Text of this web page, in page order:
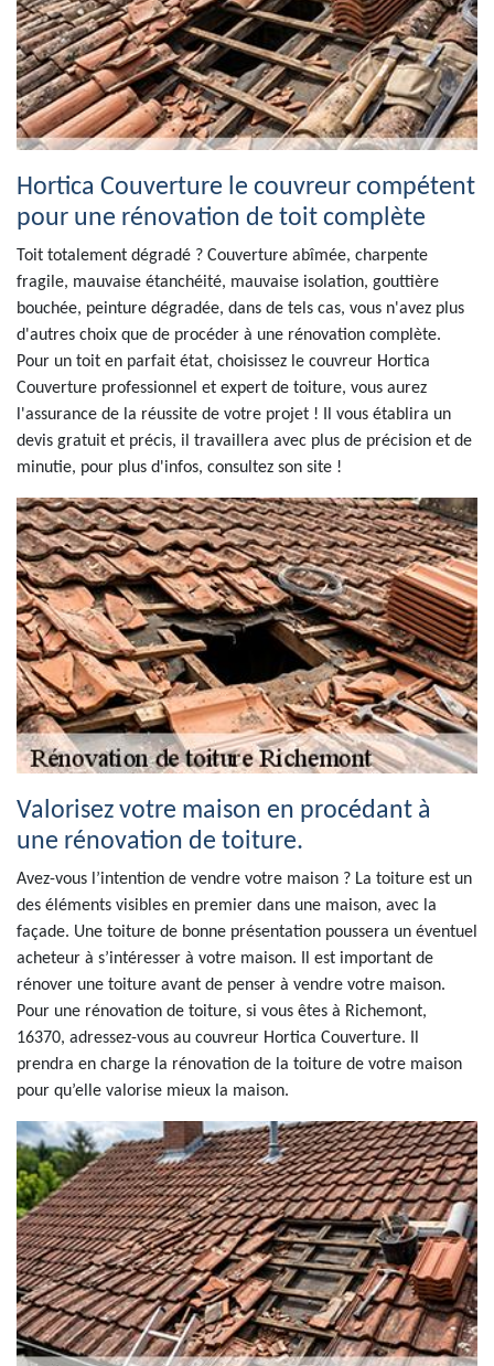
Hortica Couverture le couvreur compétent
pour une rénovation de toit complète
Toit totalement dégradé ? Couverture abîmée, charpente
fragile, mauvaise étanchéité, mauvaise isolation, gouttière
bouchée, peinture dégradée, dans de tels cas, vous n'avez plus
d'autres choix que de procéder à une rénovation complète.
Pour un toit en parfait état, choisissez le couvreur Hortica
Couverture professionnel et expert de toiture, vous aurez
l'assurance de la réussite de votre projet ! Il vous établira un
devis gratuit et précis, il travaillera avec plus de précision et de
minutie, pour plus d'infos, consultez son site !
Valorisez votre maison en procédant à
une rénovation de toiture.
Avez-vous l’intention de vendre votre maison ? La toiture est un
des éléments visibles en premier dans une maison, avec la
façade. Une toiture de bonne présentation poussera un éventuel
acheteur à s’intéresser à votre maison. Il est important de
rénover une toiture avant de penser à vendre votre maison.
Pour une rénovation de toiture, si vous êtes à Richemont,
16370, adressez-vous au couvreur Hortica Couverture. Il
prendra en charge la rénovation de la toiture de votre maison
pour qu’elle valorise mieux la maison.